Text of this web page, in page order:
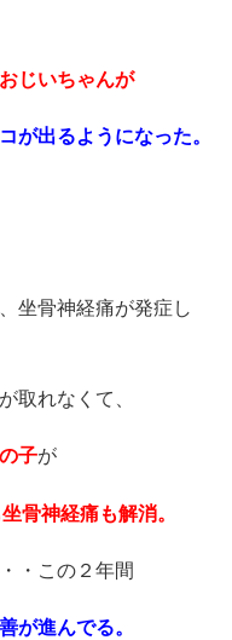
じいちゃんが
が出るようになった。
坐骨神経痛が発症し
取れなくて、
子が
骨神経痛も解消。
・この２年間
が進んでる。